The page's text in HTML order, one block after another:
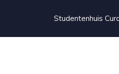
Studentenhuis